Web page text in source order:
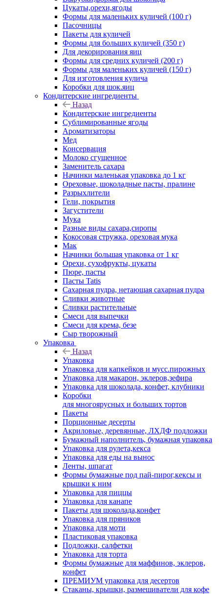
Цукаты,орехи,ягоды
Формы для маленьких куличей (100 г)
Пасочницы
Пакеты для куличей
Формы для больших куличей (350 г)
Для декорирования яиц
Формы для средних куличей (200 г)
Формы для маленьких куличей (150 г)
Для изготовления кулича
Коробки для шок.яиц
Кондитерские ингредиенты
Назад
Кондитерские ингредиенты
Сублимированные ягоды
Ароматизаторы
Мед
Консервация
Молоко сгущенное
Заменитель сахара
Начинки маленькая упаковка до 1 кг
Ореховые, шоколадные пасты, пралине
Разрыхлители
Гели, покрытия
Загустители
Мука
Разные виды сахара,сиропы
Кокосовая стружка, ореховая мука
Мак
Начинки большая упаковка от 1 кг
Орехи, сухофрукты, цукаты
Пюре, пасты
Пасты Tatis
Сахарная пудра, нетающая сахарная пудра
Сливки животные
Сливки растительные
Смеси для выпечки
Смеси для крема, безе
Сыр творожный
Упаковка
Назад
Упаковка
Упаковка для капкейков и мусс.пирожных
Упаковка для макарон, эклеров,зефира
Упаковка для шоколада, конфет, клубники
Коробки
для многоярусных и больших тортов
Пакеты
Порционные десерты
Акриловые, деревянные, ЛХДФ подложки
Бумажный наполнитель, бумажная упаковка
Упаковка для рулета,кекса
Упаковка для еды на вынос
Ленты, шпагат
Формы бумажные под пай-пирог,кексы и
крышки к ним
Упаковка для пиццы
Упаковка для канапе
Пакеты для шоколада,конфет
Упаковка для пряников
Упаковка для моти
Пластиковая упаковка
Подложки, салфетки
Упаковка для торта
Формы бумажные для маффинов, эклеров,
конфет
ПРЕМИУМ упаковка для десертов
Стаканы, крышки, размешиватели для кофе